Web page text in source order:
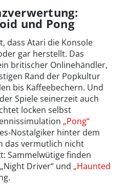
und Pong
dass Atari die Konsole
gar herstellt. Das
britischer Onlinehändler,
Rand der Popkultur
bis Kaffeebechern. Und
Spiele seinerzeit auch
locken selbst
„Pong“
Nostalgiker hinter dem
das vermutlich nicht
Sammelwütige finden
Driver“ und „Haunted